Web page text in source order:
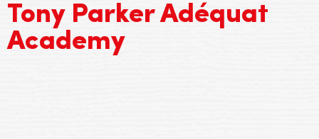
Tony Parker Adéquat
Academy